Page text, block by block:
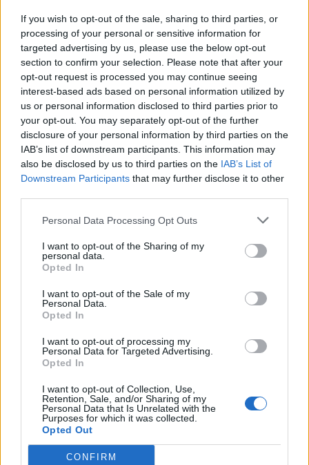
If you wish to opt-out of the sale, sharing to third parties, or
processing of your personal or sensitive information for
targeted advertising by us, please use the below opt-out
section to confirm your selection. Please note that after your
opt-out request is processed you may continue seeing
interest-based ads based on personal information utilized by
us or personal information disclosed to third parties prior to
your opt-out. You may separately opt-out of the further
disclosure of your personal information by third parties on the
IAB’s list of downstream participants. This information may
also be disclosed by us to third parties on the IAB’s List of
Downstream Participants that may further disclose it to other
Personal Data Processing Opt Outs
I want to opt-out of the Sharing of my
personal data.
Opted In
I want to opt-out of the Sale of my
Personal Data.
Opted In
I want to opt-out of processing my
Personal Data for Targeted Advertising.
Opted In
I want to opt-out of Collection, Use,
Retention, Sale, and/or Sharing of my
Personal Data that Is Unrelated with the
Purposes for which it was collected.
Opted Out
CONFIRM
ΜΠΟΡΕΙ ΝΑ ΣΑΣ ΕΝΔΙΑΦΕΡΕΙ
Γιατί σε κάποιες χώρες οδηγούν…
ανάποδα;
18/11/2025
Κασσελάκης σε Αυτιά:
«Διαφημίζεις τον πατριωτισμό σου
με χουντικά συνθήματα όπως οι
Αυτιάδες αυτού του τόπου»
Πώς εξουδετερώνεις τους
της ΕΡΕ» αλλά ξεχνά τον σύντροφο
Καμμένο
15/02/2021
Βορίδης: «Ο κ. Τσίπρας φοβάται ότι